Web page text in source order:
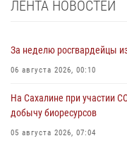
ЛЕНТА НОВОСТЕЙ
За неделю росгвардейцы
06 августа 2026, 00:10
На Сахалине при участии
добычу биоресурсов
05 августа 2026, 07:04